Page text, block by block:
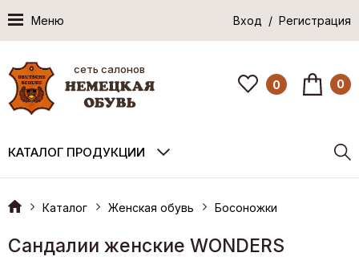
Меню Вход / Регистрация
сеть салонов
0 0
КАТАЛОГ ПРОДУКЦИИ
Каталог Женская обувь Босоножки
Сандалии женские WONDERS